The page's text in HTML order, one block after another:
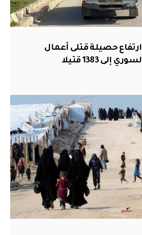
حصيلة قتلى أعمال
1383 قتيلا